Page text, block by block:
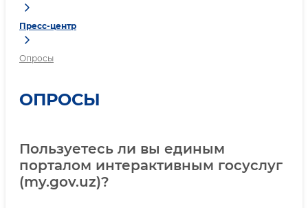
Пресс-центр
Опросы
ОПРОСЫ
Пользуетесь ли вы единым
порталом интерактивным госуслуг
(my.gov.uz)?